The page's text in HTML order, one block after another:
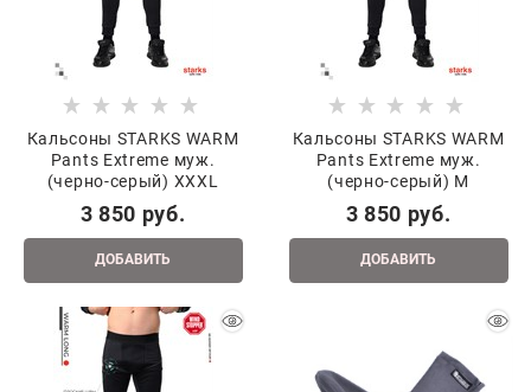
Кальсоны STARKS WARM
Pants Extreme муж.
(черно-серый) XXXL
3 850 руб.
ДОБАВИТЬ
Кальсоны STARKS WARM
Pants Extreme муж.
(черно-серый) M
3 850 руб.
ДОБАВИТЬ